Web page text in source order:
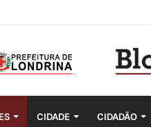
CIDADE CIDADÃO